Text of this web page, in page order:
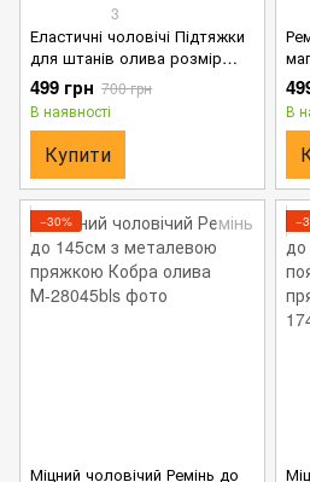
3
Еластичні чоловічі Підтяжки
для штанів олива розмір
універсальний до 105см
499 грн 700 грн
В наявності
Купити
В
−30%
Міцний чоловічий Ремінь до